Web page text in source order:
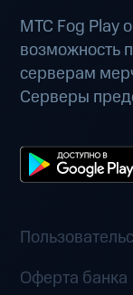
МТС Fog Play
возможность
серверам
Серверы
Оферта банка